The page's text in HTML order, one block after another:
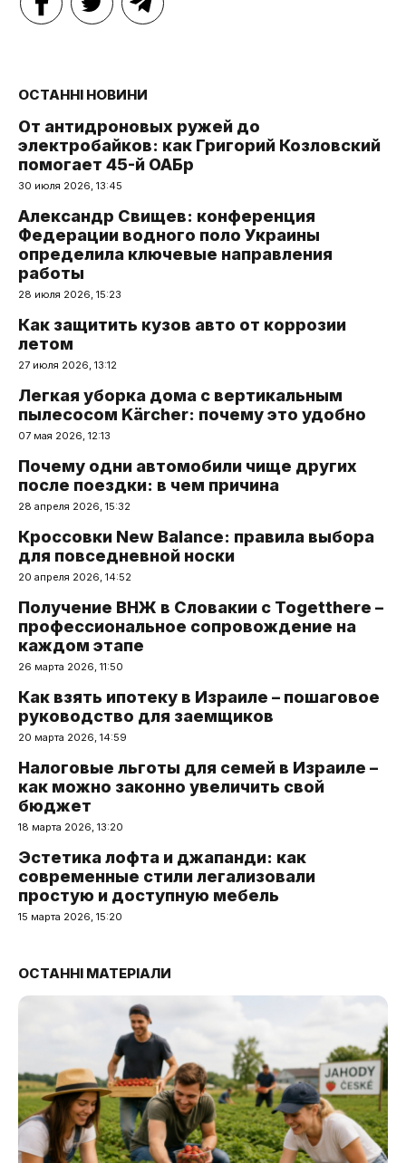
ОСТАННІ НОВИНИ
От антидроновых ружей до
электробайков: как Григорий Козловский
помогает 45-й ОАБр
30 июля 2026, 13:45
Александр Свищев: конференция
Федерации водного поло Украины
определила ключевые направления
работы
28 июля 2026, 15:23
Как защитить кузов авто от коррозии
летом
27 июля 2026, 13:12
Легкая уборка дома с вертикальным
пылесосом Kärcher: почему это удобно
07 мая 2026, 12:13
Почему одни автомобили чище других
после поездки: в чем причина
28 апреля 2026, 15:32
Кроссовки New Balance: правила выбора
для повседневной носки
20 апреля 2026, 14:52
Получение ВНЖ в Словакии с Togetthere –
профессиональное сопровождение на
каждом этапе
26 марта 2026, 11:50
Как взять ипотеку в Израиле – пошаговое
руководство для заемщиков
20 марта 2026, 14:59
Налоговые льготы для семей в Израиле –
как можно законно увеличить свой
бюджет
18 марта 2026, 13:20
Эстетика лофта и джапанди: как
современные стили легализовали
простую и доступную мебель
15 марта 2026, 15:20
ОСТАННІ МАТЕРІАЛИ